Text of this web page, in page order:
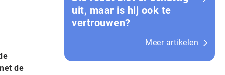
de
uit, maar is hij ook te
vertrouwen?
Meer artikelen